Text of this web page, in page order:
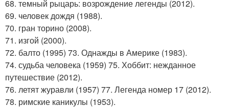
68. темный рыцарь: возрождение легенды (2012).
69. человек дождя (1988).
70. гран торино (2008).
71. изгой (2000).
72. балто (1995) 73. Однажды в Америке (1983).
74. судьба человека (1959) 75. Хоббит: нежданное
путешествие (2012).
76. летят журавли (1957) 77. Легенда номер 17 (2012).
78. римские каникулы (1953).